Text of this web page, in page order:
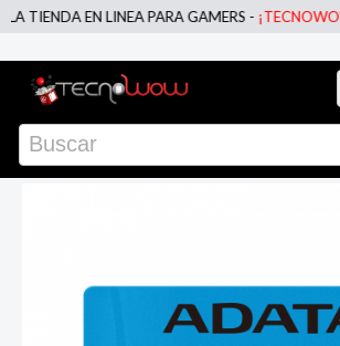
EN LINEA PARA GAMERS -¡TECNOWOW!